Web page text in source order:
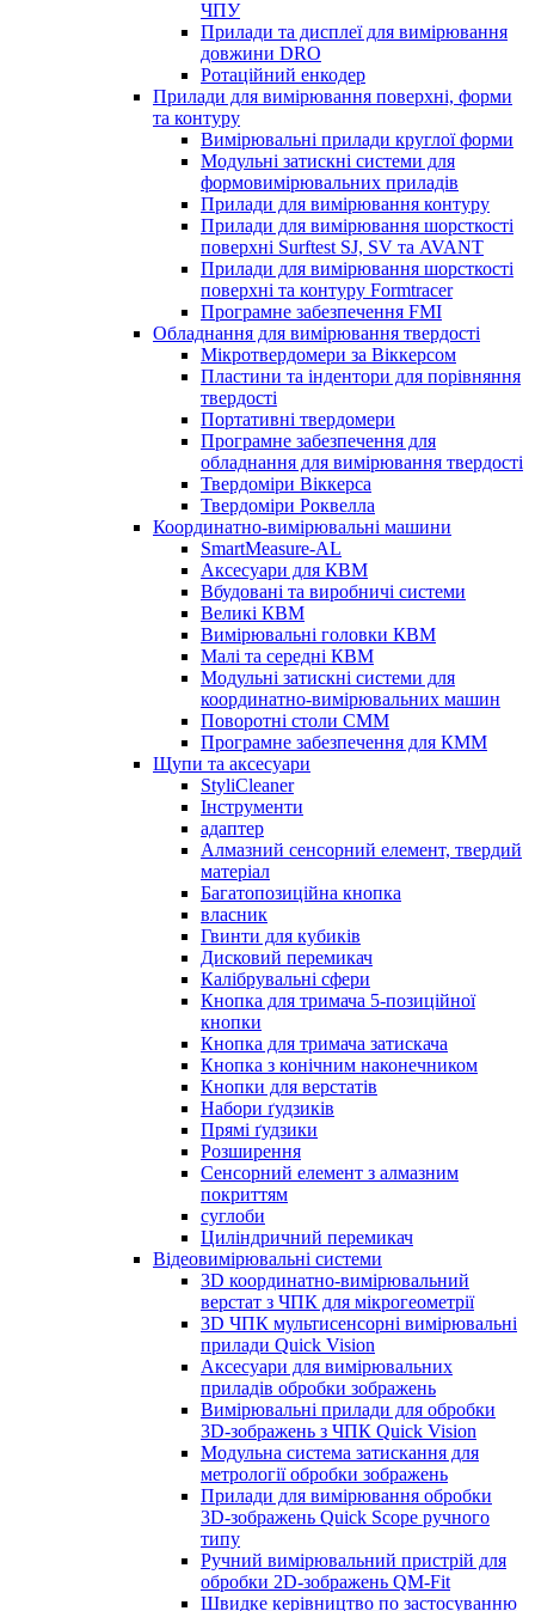
ЧПУ
Прилади та дисплеї для вимірювання
довжини DRO
Ротаційний енкодер
Прилади для вимірювання поверхні, форми
та контуру
Вимірювальні прилади круглої форми
Модульні затискні системи для
формовимірювальних приладів
Прилади для вимірювання контуру
Прилади для вимірювання шорсткості
поверхні Surftest SJ, SV та AVANT
Прилади для вимірювання шорсткості
поверхні та контуру Formtracer
Програмне забезпечення FMI
Обладнання для вимірювання твердості
Мікротвердомери за Віккерсом
Пластини та індентори для порівняння
твердості
Портативні твердомери
Програмне забезпечення для
обладнання для вимірювання твердості
Твердоміри Віккерса
Твердоміри Роквелла
Координатно-вимірювальні машини
SmartMeasure-AL
Аксесуари для КВМ
Вбудовані та виробничі системи
Великі КВМ
Вимірювальні головки КВМ
Малі та середні КВМ
Модульні затискні системи для
координатно-вимірювальних машин
Поворотні столи CMM
Програмне забезпечення для КММ
Щупи та аксесуари
StyliCleaner
Інструменти
адаптер
Алмазний сенсорний елемент, твердий
матеріал
Багатопозиційна кнопка
власник
Гвинти для кубиків
Дисковий перемикач
Калібрувальні сфери
Кнопка для тримача 5-позиційної
кнопки
Кнопка для тримача затискача
Кнопка з конічним наконечником
Кнопки для верстатів
Набори ґудзиків
Прямі ґудзики
Розширення
Сенсорний елемент з алмазним
покриттям
суглоби
Циліндричний перемикач
Відеовимірювальні системи
3D координатно-вимірювальний
верстат з ЧПК для мікрогеометрії
3D ЧПК мультисенсорні вимірювальні
прилади Quick Vision
Аксесуари для вимірювальних
приладів обробки зображень
Вимірювальні прилади для обробки
3D-зображень з ЧПК Quick Vision
Модульна система затискання для
метрології обробки зображень
Прилади для вимірювання обробки
3D-зображень Quick Scope ручного
типу
Ручний вимірювальний пристрій для
обробки 2D-зображень QM-Fit
Швидке керівництво по застосуванню